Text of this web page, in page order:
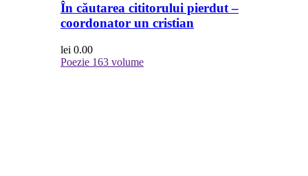
În căutarea cititorului pierdut –
coordonator un cristian
lei 0.00
Poezie 163 volume